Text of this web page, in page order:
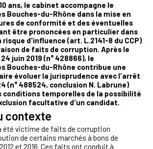
ans, le cabinet accompagne le
Bouches-du-Rhône dans la mise en
de conformité et des éventuelles
être prononcées en particulier dans
d'influence (art. L.2141-8 du CCP)
de faits de corruption. Après le
juin 2019 (n° 428866), le
Bouches-du-Rhône contribue une
évoluer la jurisprudence avec l'arrêt
(n° 488524, conclusion N. Labrune)
conditions temporelles de la possibilité
facultative d'un candidat.
contexte
été victime de faits de corruption
de certains marchés à bons de
et 2016. Ces faits ont conduit à